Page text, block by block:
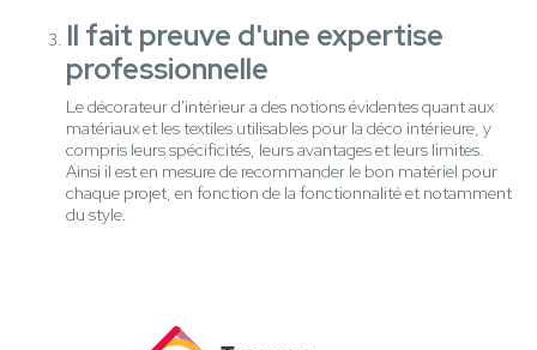
Il fait preuve d'une expertise
professionnelle
Le décorateur d'intérieur a des notions évidentes quant aux
matériaux et les textiles utilisables pour la déco intérieure, y
compris leurs spécificités, leurs avantages et leurs limites.
Ainsi il est en mesure de recommander le bon matériel pour
chaque projet, en fonction de la fonctionnalité et notamment
du style.